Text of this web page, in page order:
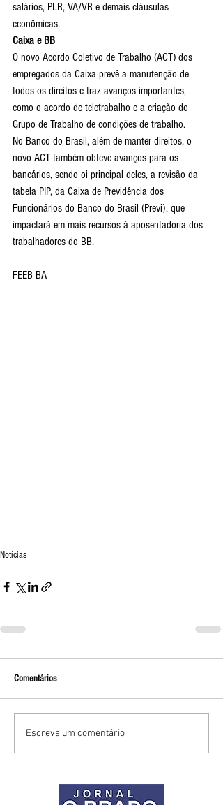
salários, PLR, VA/VR e demais cláusulas
econômicas.
Caixa e BB
O novo Acordo Coletivo de Trabalho (ACT) dos
empregados da Caixa prevê a manutenção de
todos os direitos e traz avanços importantes,
como o acordo de teletrabalho e a criação do
Grupo de Trabalho de condições de trabalho.
No Banco do Brasil, além de manter direitos, o
novo ACT também obteve avanços para os
bancários, sendo oi principal deles, a revisão da
tabela PIP, da Caixa de Previdência dos
Funcionários do Banco do Brasil (Previ), que
impactará em mais recursos à aposentadoria dos
trabalhadores do BB.
FEEB BA
Notícias
Comentários
Escreva um comentário